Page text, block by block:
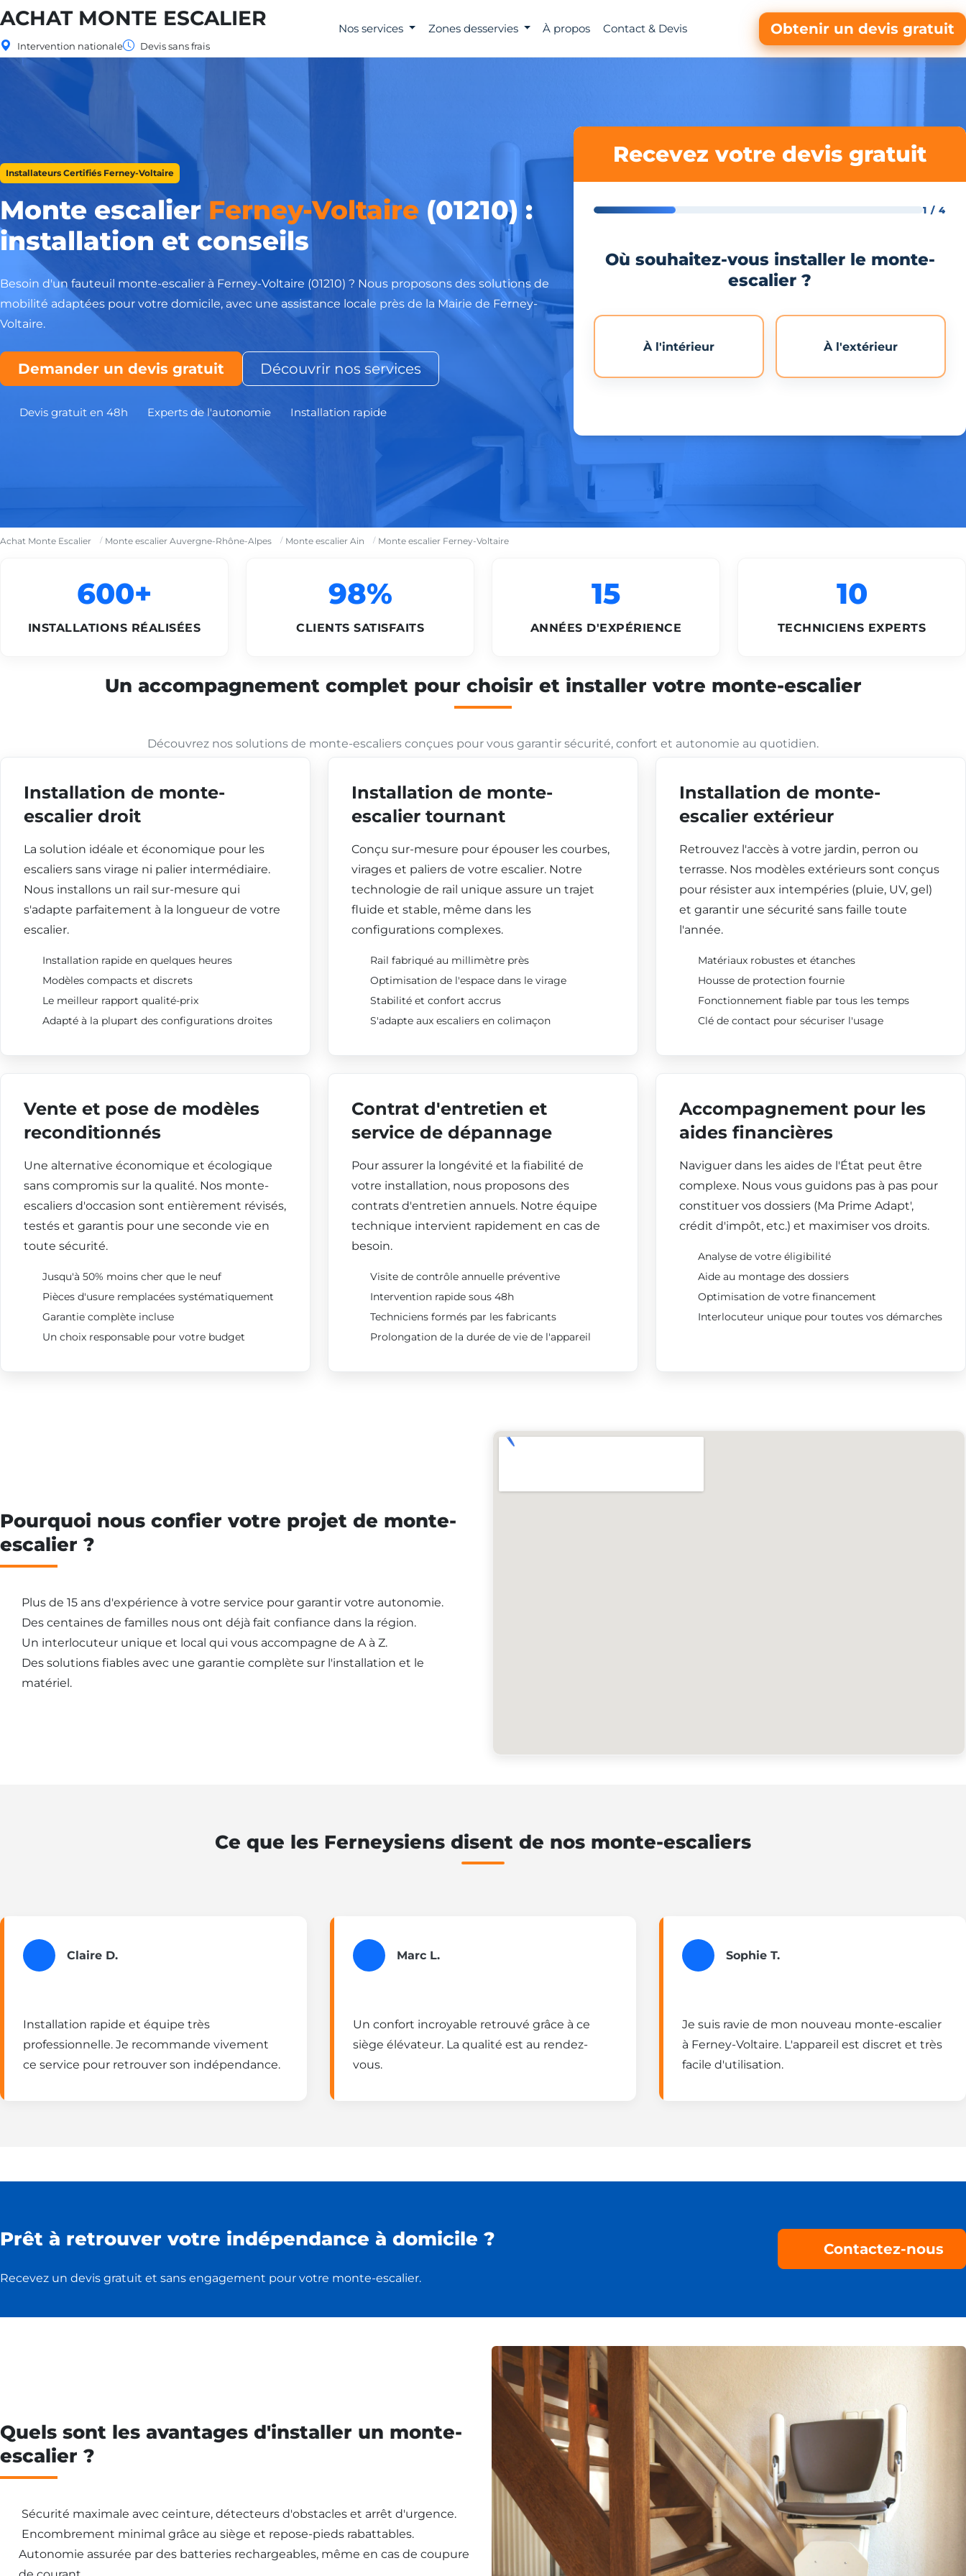
ACHAT MONTE ESCALIER
Intervention nationale Devis sans frais
Nos services Zones desservies À propos Contact & Devis Obtenir un devis gratuit
Installateurs Certifiés Ferney-Voltaire
Monte escalier Ferney-Voltaire (01210) :
installation et conseils
Besoin d'un fauteuil monte-escalier à Ferney-Voltaire (01210) ? Nous proposons des solutions de
mobilité adaptées pour votre domicile, avec une assistance locale près de la Mairie de Ferney-
Voltaire.
Demander un devis gratuit Découvrir nos services
Devis gratuit en 48h Experts de l'autonomie Installation rapide
Recevez votre devis gratuit
1 / 4
Où souhaitez-vous installer le monte-
escalier ?
À l'intérieur À l'extérieur
Achat Monte Escalier Monte escalier Auvergne-Rhône-Alpes Monte escalier Ain Monte escalier Ferney-Voltaire
600+
INSTALLATIONS RÉALISÉES
98%
CLIENTS SATISFAITS
15
ANNÉES D'EXPÉRIENCE
10
TECHNICIENS EXPERTS
Un accompagnement complet pour choisir et installer votre monte-escalier
Découvrez nos solutions de monte-escaliers conçues pour vous garantir sécurité, confort et autonomie au quotidien.
Installation de monte-
escalier droit
La solution idéale et économique pour les
escaliers sans virage ni palier intermédiaire.
Nous installons un rail sur-mesure qui
s'adapte parfaitement à la longueur de votre
escalier.
Installation rapide en quelques heures
Modèles compacts et discrets
Le meilleur rapport qualité-prix
Adapté à la plupart des configurations droites
Installation de monte-
escalier tournant
Conçu sur-mesure pour épouser les courbes,
virages et paliers de votre escalier. Notre
technologie de rail unique assure un trajet
fluide et stable, même dans les
configurations complexes.
Rail fabriqué au millimètre près
Optimisation de l'espace dans le virage
Stabilité et confort accrus
S'adapte aux escaliers en colimaçon
Installation de monte-
escalier extérieur
Retrouvez l'accès à votre jardin, perron ou
terrasse. Nos modèles extérieurs sont conçus
pour résister aux intempéries (pluie, UV, gel)
et garantir une sécurité sans faille toute
l'année.
Matériaux robustes et étanches
Housse de protection fournie
Fonctionnement fiable par tous les temps
Clé de contact pour sécuriser l'usage
Vente et pose de modèles
reconditionnés
Une alternative économique et écologique
sans compromis sur la qualité. Nos monte-
escaliers d'occasion sont entièrement révisés,
testés et garantis pour une seconde vie en
toute sécurité.
Jusqu'à 50% moins cher que le neuf
Pièces d'usure remplacées systématiquement
Garantie complète incluse
Un choix responsable pour votre budget
Contrat d'entretien et
service de dépannage
Pour assurer la longévité et la fiabilité de
votre installation, nous proposons des
contrats d'entretien annuels. Notre équipe
technique intervient rapidement en cas de
besoin.
Visite de contrôle annuelle préventive
Intervention rapide sous 48h
Techniciens formés par les fabricants
Prolongation de la durée de vie de l'appareil
Accompagnement pour les
aides financières
Naviguer dans les aides de l'État peut être
complexe. Nous vous guidons pas à pas pour
constituer vos dossiers (Ma Prime Adapt',
crédit d'impôt, etc.) et maximiser vos droits.
Analyse de votre éligibilité
Aide au montage des dossiers
Optimisation de votre financement
Interlocuteur unique pour toutes vos démarches
Pourquoi nous confier votre projet de monte-
escalier ?
Plus de 15 ans d'expérience à votre service pour garantir votre autonomie.
Des centaines de familles nous ont déjà fait confiance dans la région.
Un interlocuteur unique et local qui vous accompagne de A à Z.
Des solutions fiables avec une garantie complète sur l'installation et le
matériel.
Ce que les Ferneysiens disent de nos monte-escaliers
Claire D.
Installation rapide et équipe très
professionnelle. Je recommande vivement
ce service pour retrouver son indépendance.
Marc L.
Un confort incroyable retrouvé grâce à ce
siège élévateur. La qualité est au rendez-
vous.
Sophie T.
Je suis ravie de mon nouveau monte-escalier
à Ferney-Voltaire. L'appareil est discret et très
facile d'utilisation.
Prêt à retrouver votre indépendance à domicile ?
Recevez un devis gratuit et sans engagement pour votre monte-escalier.
Contactez-nous
Quels sont les avantages d'installer un monte-
escalier ?
Sécurité maximale avec ceinture, détecteurs d'obstacles et arrêt d'urgence.
Encombrement minimal grâce au siège et repose-pieds rabattables.
Autonomie assurée par des batteries rechargeables, même en cas de coupure